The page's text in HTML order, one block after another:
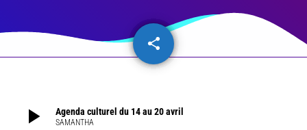
share
email
play_arrow Agenda culturel du 14 au 20 avril
SAMANTHA